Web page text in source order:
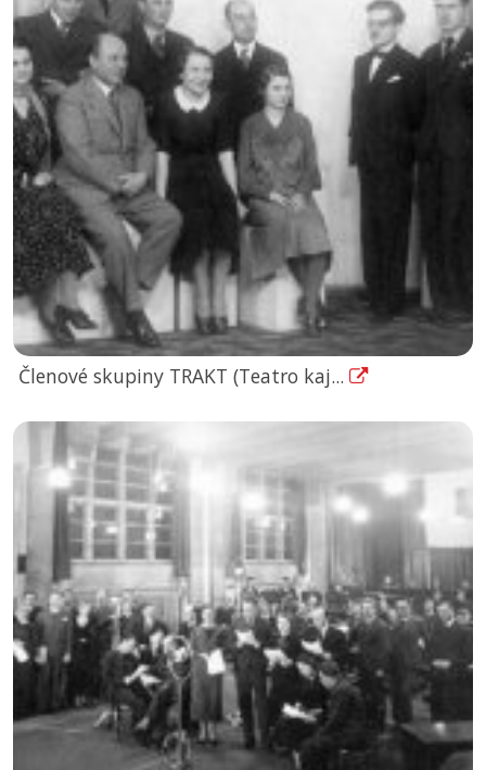
Členové skupiny TRAKT (Teatro kaj...